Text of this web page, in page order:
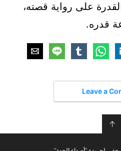
على رواية قصته،
قدره.
Leave a
↑